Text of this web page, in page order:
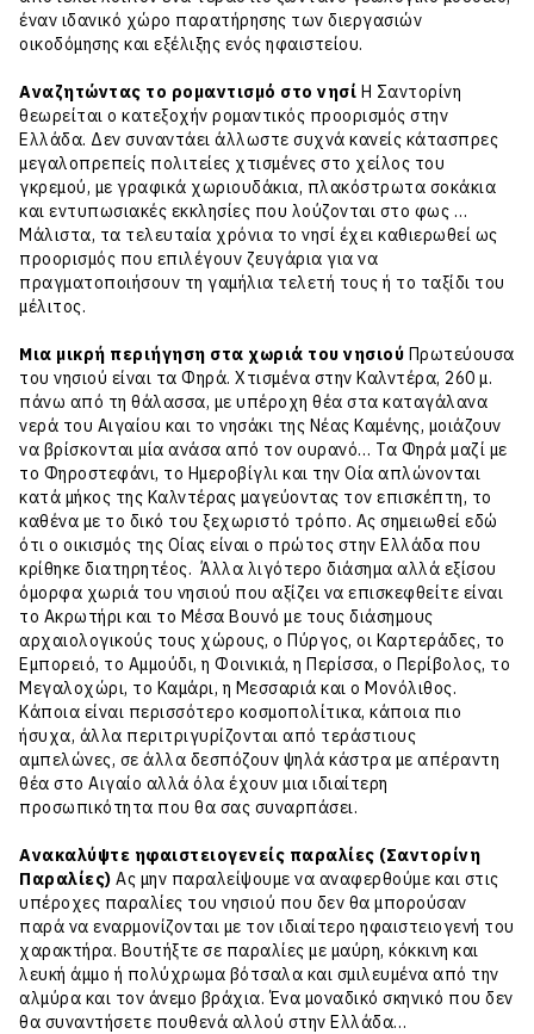
έναν ιδανικό χώρο παρατήρησης των διεργασιών
οικοδόμησης και εξέλιξης ενός ηφαιστείου.
Αναζητώντας το ρομαντισμό στο νησί Η Σαντορίνη
θεωρείται ο κατεξοχήν ρομαντικός προορισμός στην
Ελλάδα. Δεν συναντάει άλλωστε συχνά κανείς κάτασπρες
μεγαλοπρεπείς πολιτείες χτισμένες στο χείλος του
γκρεμού, με γραφικά χωριουδάκια, πλακόστρωτα σοκάκια
και εντυπωσιακές εκκλησίες που λούζονται στο φως …
Μάλιστα, τα τελευταία χρόνια το νησί έχει καθιερωθεί ως
προορισμός που επιλέγουν ζευγάρια για να
πραγματοποιήσουν τη γαμήλια τελετή τους ή το ταξίδι του
μέλιτος.
Μια μικρή περιήγηση στα χωριά του νησιού Πρωτεύουσα
του νησιού είναι τα Φηρά. Χτισμένα στην Καλντέρα, 260 μ.
πάνω από τη θάλασσα, με υπέροχη θέα στα καταγάλανα
νερά του Αιγαίου και το νησάκι της Νέας Καμένης, μοιάζουν
να βρίσκονται μία ανάσα από τον ουρανό… Τα Φηρά μαζί με
το Φηροστεφάνι, το Ημεροβίγλι και την Οία απλώνονται
κατά μήκος της Καλντέρας μαγεύοντας τον επισκέπτη, το
καθένα με το δικό του ξεχωριστό τρόπο. Ας σημειωθεί εδώ
ότι ο οικισμός της Οίας είναι ο πρώτος στην Ελλάδα που
κρίθηκε διατηρητέος. Άλλα λιγότερο διάσημα αλλά εξίσου
όμορφα χωριά του νησιού που αξίζει να επισκεφθείτε είναι
το Ακρωτήρι και το Μέσα Βουνό με τους διάσημους
αρχαιολογικούς τους χώρους, ο Πύργος, οι Καρτεράδες, το
Εμπορειό, το Αμμούδι, η Φοινικιά, η Περίσσα, ο Περίβολος, το
Μεγαλοχώρι, το Καμάρι, η Μεσσαριά και ο Μονόλιθος.
Κάποια είναι περισσότερο κοσμοπολίτικα, κάποια πιο
ήσυχα, άλλα περιτριγυρίζονται από τεράστιους
αμπελώνες, σε άλλα δεσπόζουν ψηλά κάστρα με απέραντη
θέα στο Αιγαίο αλλά όλα έχουν μια ιδιαίτερη
προσωπικότητα που θα σας συναρπάσει.
Ανακαλύψτε ηφαιστειογενείς παραλίες (Σαντορίνη
Παραλίες) Ας μην παραλείψουμε να αναφερθούμε και στις
υπέροχες παραλίες του νησιού που δεν θα μπορούσαν
παρά να εναρμονίζονται με τον ιδιαίτερο ηφαιστειογενή του
χαρακτήρα. Βουτήξτε σε παραλίες με μαύρη, κόκκινη και
λευκή άμμο ή πολύχρωμα βότσαλα και σμιλευμένα από την
αλμύρα και τον άνεμο βράχια. Ένα μοναδικό σκηνικό που δεν
θα συναντήσετε πουθενά αλλού στην Ελλάδα…